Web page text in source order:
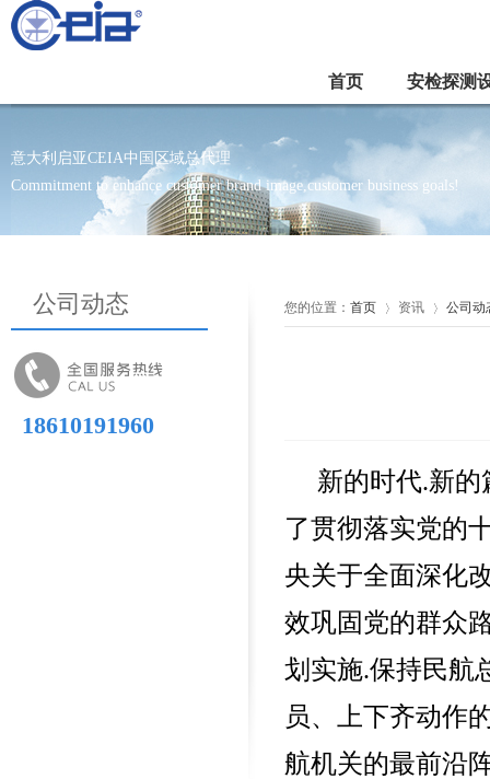
首页 安检探测
意大利启亚CEIA中国区域总代理
Commitment to enhance customer brand image,customer business goals!
公司动态
18610191960
您的位置： 首页 资讯 公司动
新的时代.新的
了贯彻落实党的
央关于全面深化
效巩固党的群众
划实施.保持民航
员、上下齐动作
航机关的最前沿